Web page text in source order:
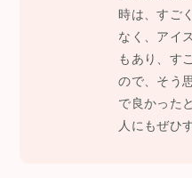
時は、すご
なく、アイ
もあり、す
ので、そう
で良かった
人にもぜひ